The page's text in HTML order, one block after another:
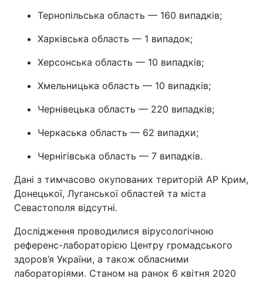
Тернопільська область — 160 випадків;
Харківська область — 1 випадок;
Херсонська область — 10 випадків;
Хмельницька область — 10 випадків;
Чернівецька область — 220 випадків;
Черкаська область — 62 випадки;
Чернігівська область — 7 випадків.
Дані з тимчасово окупованих територій АР Крим,
Донецької, Луганської областей та міста
Севастополя відсутні.
Дослідження проводилися вірусологічною
референс-лабораторією Центру громадського
здоров’я України, а також обласними
лабораторіями. Станом на ранок 6 квітня 2020